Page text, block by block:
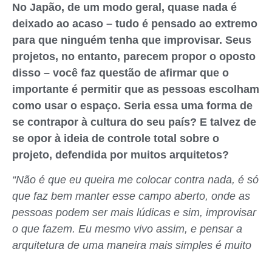
No Japão, de um modo geral, quase nada é
deixado ao acaso – tudo é pensado ao extremo
para que ninguém tenha que improvisar. Seus
projetos, no entanto, parecem propor o oposto
disso – você faz questão de afirmar que o
importante é permitir que as pessoas escolham
como usar o espaço. Seria essa uma forma de
se contrapor à cultura do seu país? E talvez de
se opor à ideia de controle total sobre o
projeto, defendida por muitos arquitetos?
“Não é que eu queira me colocar contra nada, é só
que faz bem manter esse campo aberto, onde as
pessoas podem ser mais lúdicas e sim, improvisar
o que fazem. Eu mesmo vivo assim, e pensar a
arquitetura de uma maneira mais simples é muito